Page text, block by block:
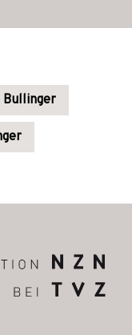
Bullinger